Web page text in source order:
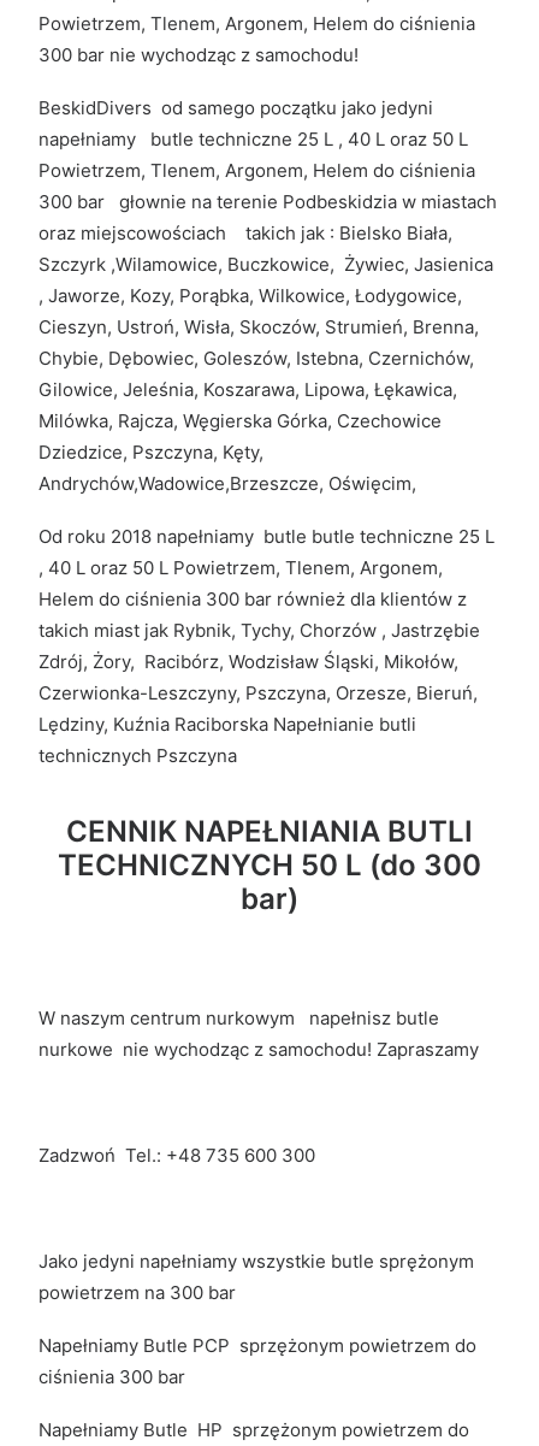
Powietrzem, Tlenem, Argonem, Helem do ciśnienia
300 bar nie wychodząc z samochodu!
BeskidDivers od samego początku jako jedyni
napełniamy butle techniczne 25 L , 40 L oraz 50 L
Powietrzem, Tlenem, Argonem, Helem do ciśnienia
300 bar głownie na terenie Podbeskidzia w miastach
oraz miejscowościach takich jak : Bielsko Biała,
Szczyrk ,Wilamowice, Buczkowice, Żywiec, Jasienica
, Jaworze, Kozy, Porąbka, Wilkowice, Łodygowice,
Cieszyn, Ustroń, Wisła, Skoczów, Strumień, Brenna,
Chybie, Dębowiec, Goleszów, Istebna, Czernichów,
Gilowice, Jeleśnia, Koszarawa, Lipowa, Łękawica,
Milówka, Rajcza, Węgierska Górka, Czechowice
Dziedzice, Pszczyna, Kęty,
Andrychów,Wadowice,Brzeszcze, Oświęcim,
Od roku 2018 napełniamy butle butle techniczne 25 L
, 40 L oraz 50 L Powietrzem, Tlenem, Argonem,
Helem do ciśnienia 300 bar również dla klientów z
takich miast jak Rybnik, Tychy, Chorzów , Jastrzębie
Zdrój, Żory, Racibórz, Wodzisław Śląski, Mikołów,
Czerwionka-Leszczyny, Pszczyna, Orzesze, Bieruń,
Lędziny, Kuźnia Raciborska Napełnianie butli
technicznych Pszczyna
CENNIK NAPEŁNIANIA BUTLI
TECHNICZNYCH 50 L (do 300
bar)
W naszym centrum nurkowym napełnisz butle
nurkowe nie wychodząc z samochodu! Zapraszamy
Zadzwoń Tel.: +48 735 600 300
Jako jedyni napełniamy wszystkie butle sprężonym
powietrzem na 300 bar
Napełniamy Butle PCP sprzężonym powietrzem do
ciśnienia 300 bar
Napełniamy Butle HP sprzężonym powietrzem do